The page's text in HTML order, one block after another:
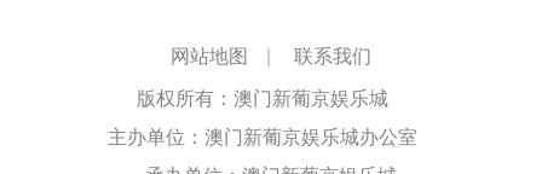
网站地图 联系我们
版权所有：澳门新葡京娱乐城
主办单位：澳门新葡京娱乐城办公室